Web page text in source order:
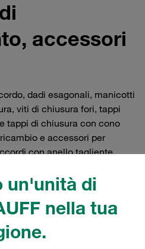
un'unità di
nella tua
accessori
dadi esagonali, manicotti
viti di chiusura fori, tappi
tappi di chiusura con cono
e accessori per
con anello tagliente
- Inox